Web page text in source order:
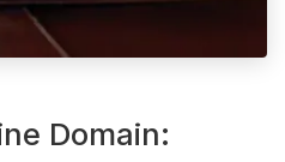
Domain: